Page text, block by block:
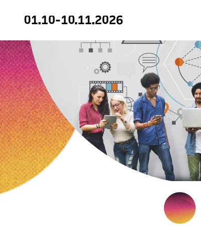
01.10-10.11.2026